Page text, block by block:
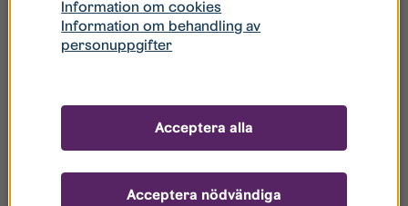
verkar i Ebbepark möjligheter att göra Ebbepark till en
unik del av Linköping.
Från Ebbepark cyklar du enkelt, vare sig du vill till city,
universitetet eller Mjärdevi Science Park. Flera
busslinjer passerar stadsdelen, och med bil är du
snabbt ute på E4. Skola, förskola och mataffär
Information om cookies
Information om behandling av
personuppgifter
Acceptera nödvändiga
Acceptera alla